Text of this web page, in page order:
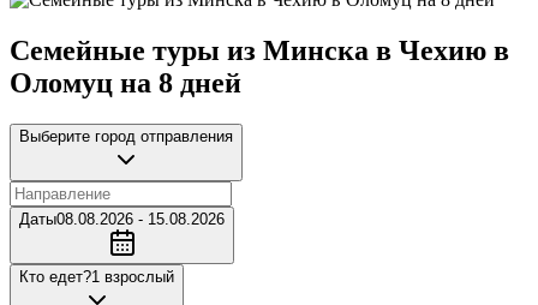
Семейные туры из Минска в Чехию в
Оломуц на 8 дней
Выберите город отправления
Даты08.08.2026 - 15.08.2026
Кто едет?1 взрослый